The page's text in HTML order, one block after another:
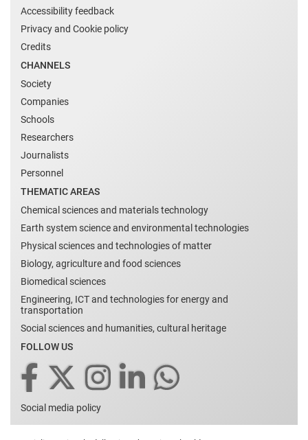
Accessibility feedback
Privacy and Cookie policy
Credits
CHANNELS
Society
Companies
Schools
Researchers
Journalists
Personnel
THEMATIC AREAS
Chemical sciences and materials technology
Earth system science and environmental technologies
Physical sciences and technologies of matter
Biology, agriculture and food sciences
Biomedical sciences
Engineering, ICT and technologies for energy and
transportation
Social sciences and humanities, cultural heritage
FOLLOW US
Social media policy